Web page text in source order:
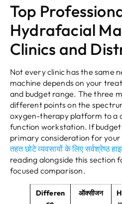
Top
Hydrafacial
Clinics and
Not every clinic has the same
machine depends on your
and budget range. The three
different points on the
oxygen-therapy platform to a
function workstation. If
primary consideration for your
तहत छोटे व्यवसायों के लिए सर्वश्रेष्ठ
reading alongside this section
focused comparison.
Differen
ऑक्सीजन